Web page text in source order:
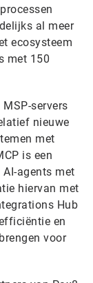
al meer
ecosysteem
met 150
servers
nieuwe
met
is een
agents met
hiervan met
Hub
en
voor